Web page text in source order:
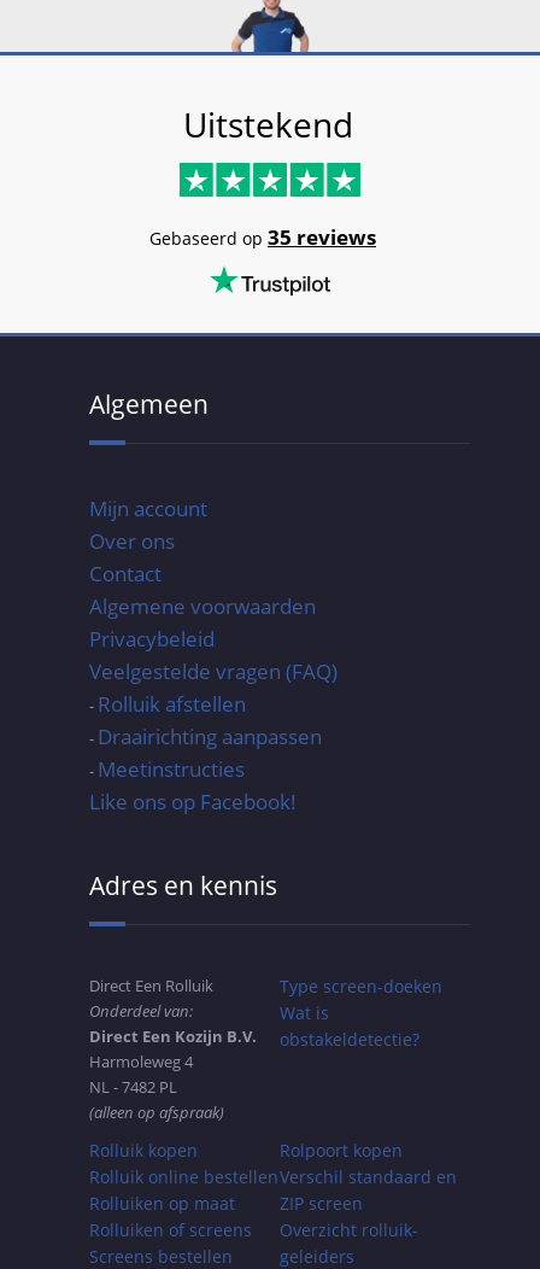
Uitstekend
Gebaseerd op 35 reviews
Algemeen
Mijn account
Over ons
Contact
Algemene voorwaarden
Privacybeleid
Veelgestelde vragen (FAQ)
- Rolluik afstellen
- Draairichting aanpassen
- Meetinstructies
Like ons op Facebook!
Adres en kennis
Direct Een Rolluik
Onderdeel van:
Direct Een Kozijn B.V.
Harmoleweg 4
NL - 7482 PL
(alleen op afspraak)
Type screen-doeken
Wat is
obstakeldetectie?
Rolluik kopen
Rolluik online bestellen
Rolluiken op maat
Rolluiken of screens
Screens bestellen
Rolpoort kopen
Verschil standaard en
ZIP screen
Overzicht rolluik-
geleiders